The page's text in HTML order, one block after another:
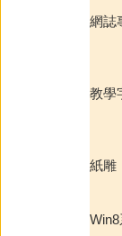
網誌
教學
紙雕